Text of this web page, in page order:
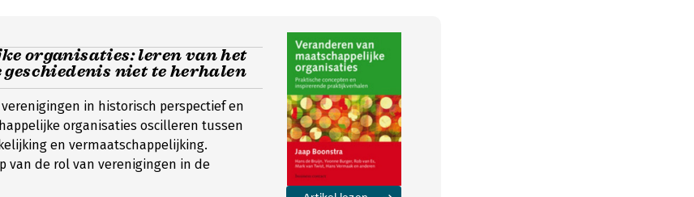
organisaties: leren van het
geschiedenis niet te herhalen
in historisch perspectief en
organisaties oscilleren tussen
en vermaatschappelijking.
van de rol van verenigingen in de